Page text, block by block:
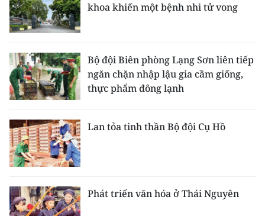
khoa khiến một bệnh nhi tử vong
Bộ đội Biên phòng Lạng Sơn liên tiếp
ngăn chặn nhập lậu gia cầm giống,
thực phẩm đông lạnh
Lan tỏa tinh thần Bộ đội Cụ Hồ
Phát triển văn hóa ở Thái Nguyên